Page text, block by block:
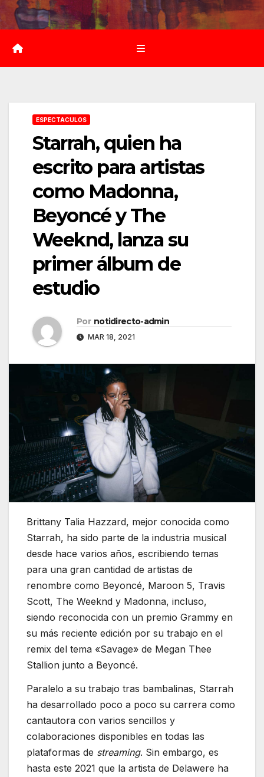
Saltar
al
contenido
ESPECTACULOS
Starrah, quien ha
escrito para artistas
como Madonna,
Beyoncé y The
Weeknd, lanza su
primer álbum de
estudio
Por notidirecto-admin
MAR 18, 2021
Brittany Talia Hazzard, mejor conocida como
Starrah, ha sido parte de la industria musical
desde hace varios años, escribiendo temas
para una gran cantidad de artistas de
renombre como Beyoncé, Maroon 5, Travis
Scott, The Weeknd y Madonna, incluso,
siendo reconocida con un premio Grammy en
su más reciente edición por su trabajo en el
remix del tema «Savage» de Megan Thee
Stallion junto a Beyoncé.
Paralelo a su trabajo tras bambalinas, Starrah
ha desarrollado poco a poco su carrera como
cantautora con varios sencillos y
colaboraciones disponibles en todas las
plataformas de streaming. Sin embargo, es
hasta este 2021 que la artista de Delawere ha